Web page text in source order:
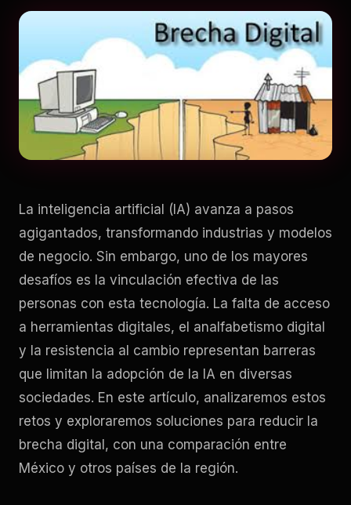
La inteligencia artificial (IA) avanza a pasos
agigantados, transformando industrias y modelos
de negocio. Sin embargo, uno de los mayores
desafíos es la vinculación efectiva de las
personas con esta tecnología. La falta de acceso
a herramientas digitales, el analfabetismo digital
y la resistencia al cambio representan barreras
que limitan la adopción de la IA en diversas
sociedades. En este artículo, analizaremos estos
retos y exploraremos soluciones para reducir la
brecha digital, con una comparación entre
México y otros países de la región.